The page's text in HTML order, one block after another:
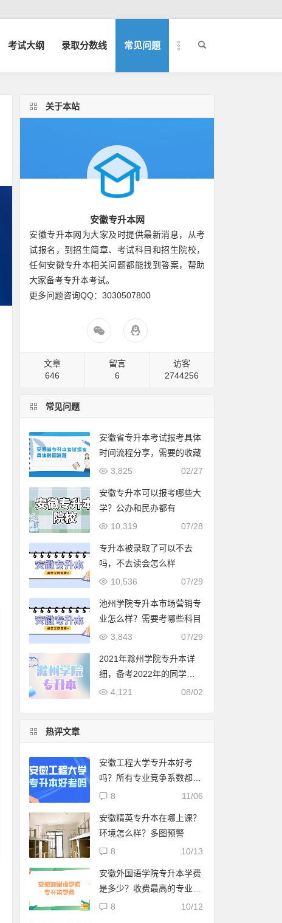
考试大纲 录取分数线 常见问题
关于本站
安徽专升本网
安徽专升本网为大家及时提供最新消息，从考
试报名，到招生简章、考试科目和招生院校，
任何安徽专升本相关问题都能找到答案，帮助
大家备考专升本考试。
更多问题咨询QQ：3030507800
文章
646
留言
6
访客
2744256
常见问题
安徽省专升本考试报考具体
时间流程分享，需要的收藏
02/27
3,825
安徽专升本可以报考哪些大
学？公办和民办都有
07/28
10,319
专升本被录取了可以不去
吗，不去读会怎么样
07/29
10,536
池州学院专升本市场营销专
业怎么样？需要考哪些科目
07/29
3,843
2021年滁州学院专升本详
细，备考2022年的同学们
必看
08/02
4,121
热评文章
安徽工程大学专升本好考
吗？所有专业竞争系数都在
这了
11/06
8
安徽精英专升本在哪上课？
环境怎么样？多图预警
10/13
8
安徽外国语学院专升本学费
是多少？收费最高的专业要
两万二
10/12
8